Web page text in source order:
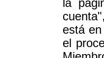
la
está
el